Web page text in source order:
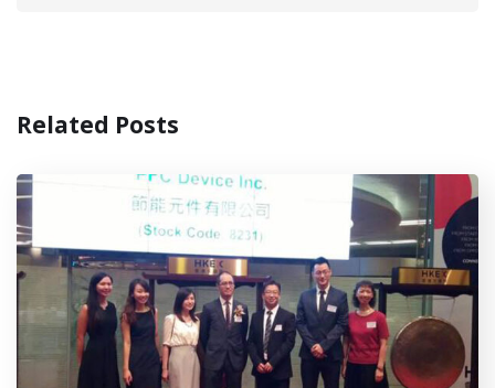
Related Posts